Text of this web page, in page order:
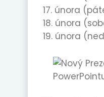
17. února
18. února
19. února